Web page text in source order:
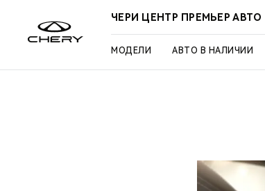
ЧЕРИ ЦЕНТР ПРЕМЬЕР
МОДЕЛИ АВТО В НАЛИЧИИ